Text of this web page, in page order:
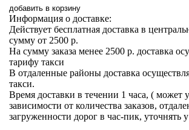
добавить в корзину
Информация о доставке:
Действует бесплатная доставка в
сумму от 2500 р.
На сумму заказа менее 2500 р. доставка
тарифу такси
В отдаленные районы доставка
такси.
Время доставки в течении 1 часа, ( может
зависимости от количества заказов,
загруженности дорог в час-пик, уточнять